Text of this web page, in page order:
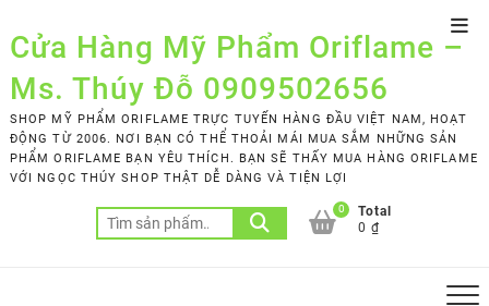
to
content
Cửa Hàng Mỹ Phẩm Oriflame –
Ms. Thúy Đỗ 0909502656
SHOP MỸ PHẨM ORIFLAME TRỰC TUYẾN HÀNG ĐẦU VIỆT NAM, HOẠT
ĐỘNG TỪ 2006. NƠI BẠN CÓ THỂ THOẢI MÁI MUA SẮM NHỮNG SẢN
PHẨM ORIFLAME BẠN YÊU THÍCH. BẠN SẼ THẤY MUA HÀNG ORIFLAME
VỚI NGỌC THÚY SHOP THẬT DỄ DÀNG VÀ TIỆN LỢI
Tìm
kiếm:
0
Total
0 ₫